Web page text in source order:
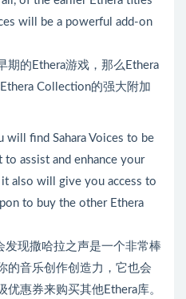
will be a powerful add-on
期的Ethera游戏，那么Ethera
Collection的强大附加
will find Sahara Voices to be
assist and enhance your
also will give you access to
to buy the other Ethera
发现撒哈拉之声是一个非常棒
的音乐创作创造力，它也会
惠券来购买其他Ethera库。